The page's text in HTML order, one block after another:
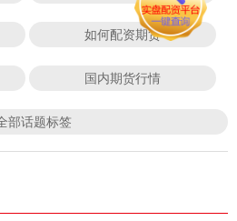
如何配资期货
国内期货行情
部话题标签